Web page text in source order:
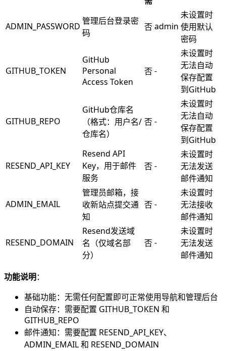
ADMIN_PASSWORD 管理后台登录密
码
否admin
未设置时
使用默认
密码
GITHUB_TOKEN
GitHub
Personal
Access Token
否-
未设置时
无法自动
保存配置
到GitHub
GITHUB_REPO
GitHub仓库名
（格式：用户名/
仓库名）
否-
未设置时
无法自动
保存配置
到GitHub
RESEND_API_KEY
Resend API
Key，用于邮件
服务
否-
未设置时
无法发送
邮件通知
ADMIN_EMAIL
管理员邮箱，接
收新站点提交通
知
否-
未设置时
无法接收
邮件通知
RESEND_DOMAIN
Resend发送域
名（仅域名部
分）
否-
未设置时
无法发送
邮件通知
功能说明：
基础功能：无需任何配置即可正常使用导航和管理后台
自动保存：需要配置 GITHUB_TOKEN 和
GITHUB_REPO
邮件通知：需要配置 RESEND_API_KEY、
ADMIN_EMAIL 和 RESEND_DOMAIN